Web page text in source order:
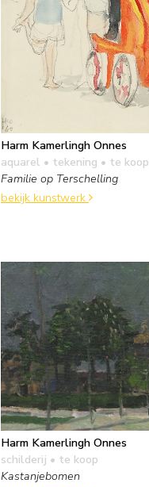
Harm Kamerlingh Onnes
aquarel • tekening • te koop
Familie op Terschelling
bekijk kunstwerk
Harm Kamerlingh Onnes
schilderij • te koop
Kastanjebomen